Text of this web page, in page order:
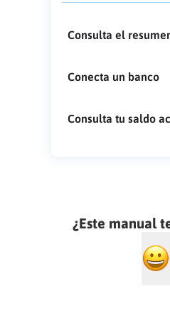
Consulta el
Conecta un banco
Consulta tu saldo
¿Este manual